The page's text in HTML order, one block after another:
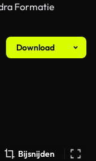
Formatie
Download
Bijsnijden